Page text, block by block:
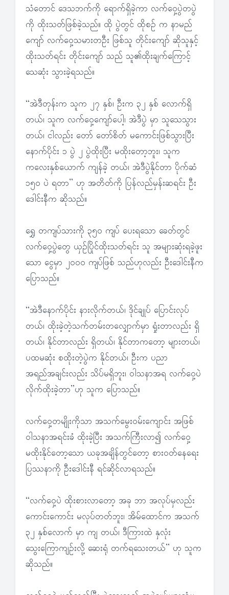
သံတောင် ဒေသဘက်ကို ရောက်ရှိခဲ့ကာ လက်ဝှေ့ပွဲတပွဲ
ကို ထိုးသတ်ဖြစ်ခဲ့သည်။ ထို ပွဲတွင် ထိုစဉ် က နာမည်
ကျော် လက်ဝှေ့သမားတဦး ဖြစ်သူ တိုင်းကျော် ဆိုသူနှင့်
ထိုးသတ်ရင်း တိုင်းကျော် သည် သူ၏ထိုးချက်ကြောင့်
သေဆုံး သွားခဲ့ရသည်။
“အဲဒီတုန်းက သူက ၂၇ နှစ်၊ ဦးက ၃၂ နှစ် လောက်ရှိ
တယ်၊ သူက လက်ဝှေ့ကျော်ပေါ့၊ အဲဒီပွဲ မှာ သူသေသွား
တယ်၊ ငါလည်း တော် တော်စိတ် မကောင်းဖြစ်သွားပြီး
နောက်ပိုင်း ၁ ပွဲ ၂ ပွဲထိုးပြီး မထိုးတော့ဘူး၊ သူက
ကလေးနှစ်ယောက် ကျန်ခဲ့ တယ်၊ အဲဒီပွဲနိုင်တာ ပိုက်ဆံ
၁၅၀ ပဲ ရတာ” ဟု အတိတ်ကို ပြန်လည်မှန်းဆရင်း ဦး
ဒေါင်းနီက ဆိုသည်။
ရွှေ တကျပ်သားကို ၃၅၀ ကျပ် ပေးရသော ခေတ်တွင်
လက်ဝှေ့ပွဲတွေ ယှဉ်ပြိုင်ထိုးသတ်ရင်း သူ အများဆုံးရခဲ့ဖူး
သော ငွေမှာ ၂၀ဝ၀ ကျပ်ဖြစ် သည်ဟုလည်း ဦးဒေါင်းနီက
ပြောသည်။
“အဲဒီနောက်ပိုင်း နားလိုက်တယ်၊ ဒိုင်ချုပ် ပြောင်းလုပ်
တယ်၊ ထိုးခဲ့တဲ့သက်တမ်းတလျှောက်မှာ ရှုံးတာလည်း ရှိ
တယ်၊ နိုင်တာလည်း ရှိတယ်၊ နိုင်တာကတော့ များတယ်၊
ပထမဆုံး စထိုးတဲ့ပွဲက နိုင်တယ်၊ ဦးက ပညာ
အရည်အချင်းလည်း သိပ်မရှိဘူး၊ ဝါသနာအရ လက်ဝှေ့ပဲ
လိုက်ထိုးခဲ့တာ”ဟု သူက ပြောသည်။
လက်ဝှေ့တမျိုးကိုသာ အသက်မွေးဝမ်းကျောင်း အဖြစ်
ဝါသနာအရင်းခံ ထိုးခဲ့ပြီး အသက်ကြီးလာ၍ လက်ဝှေ့
မထိုးနိုင်တော့သော ယခုအချိန်တွင်တော့ စားဝတ်နေရေး
ပြဿနာကို ဦးဒေါင်းနီ ရင်ဆိုင်လာရသည်။
“လက်ဝှေ့ပဲ ထိုးစားလာတော့ အခု ဘာ အလုပ်မှလည်း
ကောင်းကောင်း မလုပ်တတ်ဘူး၊ အိမ်ထောင်က အသက်
၃၂ နှစ်လောက် မှာ ကျ တယ်၊ ဒီကြားထဲ နှလုံး
သွေးကြောကျဉ်းလို့ ဆေးရုံ တက်ရသေးတယ်” ဟု သူက
ဆိုသည်။